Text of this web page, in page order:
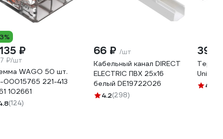
₽
₽/шт
WAGO 50 шт.
221-413
102661
(124)
66 ₽ /шт
Кабельный канал DIRECT
ELECTRIC ПВХ 25x16
белый DE19722026
4.2(298)
391
4.3